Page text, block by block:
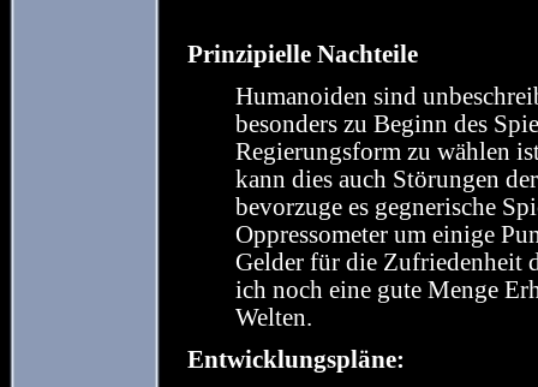
Prinzipielle Nachteile
Humanoiden sind
besonders zu Beginn des
Regierungsform zu wählen
kann dies auch Störungen
bevorzuge es gegnerische
Oppressometer um einige
Gelder für die Zufriedenheit
ich noch eine gute Menge
Welten.
Entwicklungspläne: